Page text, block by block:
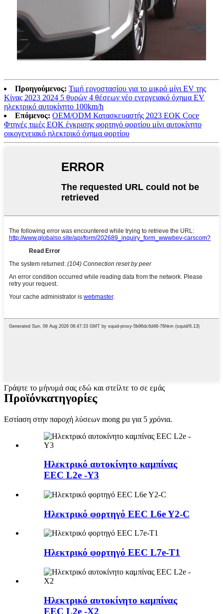
Προηγούμενος: Τιμή εργοστασίου για το μικρό μίνι EV της
Κίνας 2023 2024 5 θυρών 4 θέσεων νέο ενεργειακό όχημα EV
ηλεκτρικό αυτοκίνητο 100km/h
Επόμενος: OEM/ODM Κατασκευαστής 2023 ΕΟΚ Coce
Φτηνές τιμές ΕΟΚ έγκρισης φορτηγό φορτίου μίνι αυτοκίνητο
οικογενειακό ηλεκτρικό όχημα φορτίου
Γράψτε το μήνυμά σας εδώ και στείλτε το σε εμάς
Προϊόνκατηγορίες
Εστίαση στην παροχή λύσεων mong pu για 5 χρόνια.
Ηλεκτρικό αυτοκίνητο καμπίνας
EEC L2e -Y3
Ηλεκτρικό φορτηγό EEC L6e Y2-C
Ηλεκτρικό φορτηγό EEC L7e-T1
Ηλεκτρικό αυτοκίνητο καμπίνας
EEC L2e -X2